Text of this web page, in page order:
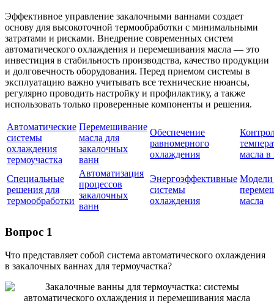
Эффективное управление закалочными ваннами создает
основу для высокоточной термообработки с минимальными
затратами и рисками. Внедрение современных систем
автоматического охлаждения и перемешивания масла — это
инвестиция в стабильность производства, качество продукции
и долговечность оборудования. Перед приемом системы в
эксплуатацию важно учитывать все технические нюансы,
регулярно проводить настройку и профилактику, а также
использовать только проверенные компоненты и решения.
Автоматические
системы
охлаждения
термоучастка
Перемешивание
масла для
закалочных
ванн
Обеспечение
равномерного
охлаждения
масла в
Специальные
решения для
термообработки
Автоматизация
процессов
закалочных
ванн
Энергоэффективные
системы
охлаждения
Модели
масла
Вопрос 1
Что представляет собой система автоматического охлаждения
в закалочных ваннах для термоучастка?